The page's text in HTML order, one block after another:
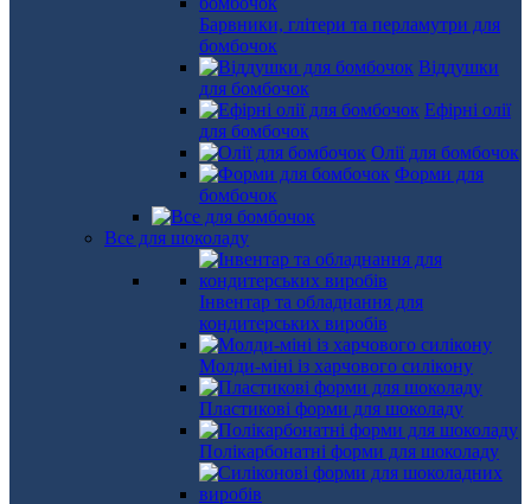
Барвники, глітери та перламутри для
бомбочок
Віддушки
для бомбочок
Ефірні олії
для бомбочок
Олії для бомбочок
Форми для
бомбочок
Все для шоколаду
Інвентар та обладнання для
кондитерських виробів
Молди-міні із харчового силікону
Пластикові форми для шоколаду
Полікарбонатні форми для шоколаду